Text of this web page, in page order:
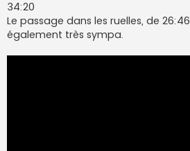
34:20
Le passage dans les ruelles, de
également très sympa.